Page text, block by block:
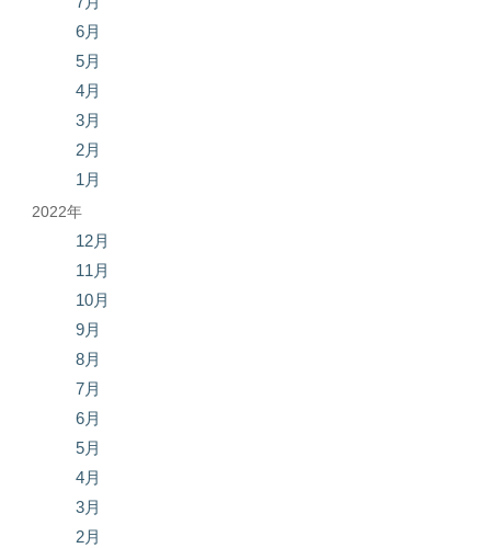
6月
5月
4月
3月
2月
1月
2022年
12月
11月
10月
9月
8月
7月
6月
5月
4月
3月
2月